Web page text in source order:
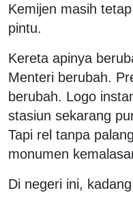
Kemijen masih
pintu.
Kereta apinya
Menteri berubah.
berubah. Logo
stasiun sekarang
Tapi rel tanpa
monumen
Di negeri ini,